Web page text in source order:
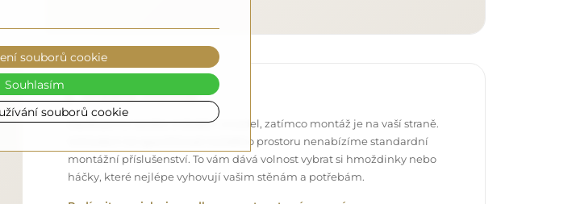
Snadná montáž
Zajišťujeme výrobu a dodání zrcadel, zatímco montáž je na vaší straně.
Vzhledem ke specifičnosti každého prostoru nenabízíme standardní
montážní příslušenství. To vám dává volnost vybrat si hmoždinky nebo
háčky, které nejlépe vyhovují vašim stěnám a potřebám.
souborů cookie
souborů cookie
Souhlasím